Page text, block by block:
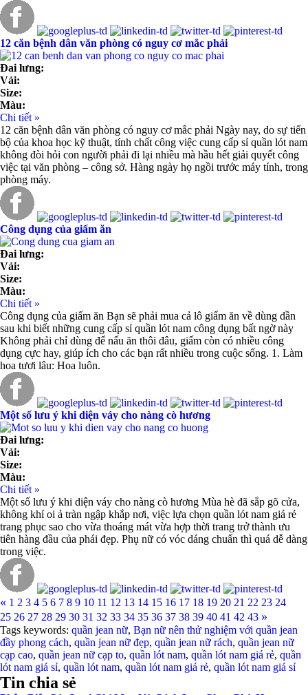
12 căn bệnh dân văn phòng có nguy cơ mắc phải
Đai lưng:
Vải:
Size:
Màu:
Chi tiết »
12 căn bệnh dân văn phòng có nguy cơ mắc phải Ngày nay, do sự tiến
bộ của khoa học kỹ thuật, tính chất công việc cung cấp sỉ quần lót nam
không đòi hỏi con người phải đi lại nhiều mà hầu hết giải quyết công
việc tại văn phòng – công sở. Hàng ngày họ ngồi trước máy tính, trong
phòng máy.
Công dụng của giấm ăn
Đai lưng:
Vải:
Size:
Màu:
Chi tiết »
Công dụng của giấm ăn Bạn sẽ phải mua cả lô giấm ăn về dùng dần
sau khi biết những cung cấp sỉ quần lót nam công dụng bất ngờ này
Không phải chỉ dùng để nấu ăn thôi đâu, giấm còn có nhiều công
dụng cực hay, giúp ích cho các bạn rất nhiều trong cuộc sống. 1. Làm
hoa tươi lâu: Hoa luôn.
Một số lưu ý khi diện váy cho nàng cò hương
Đai lưng:
Vải:
Size:
Màu:
Chi tiết »
Một số lưu ý khi diện váy cho nàng cò hương Mùa hè đã sắp gõ cửa,
không khí oi ả tràn ngập khắp nơi, việc lựa chọn quần lót nam giá rẻ
trang phục sao cho vừa thoáng mát vừa hợp thời trang trở thành ưu
tiên hàng đầu của phái đẹp. Phụ nữ có vóc dáng chuẩn thì quá dễ dàng
trong việc.
« 1 2 3 4 5 6 7 8 9 10 11 12 13 14 15 16 17 18 19 20 21 22 23 24
25 26 27 28 29 30 31 32 33 34 35 36 37 38 39 40 41 42 43 »
Tags keywords: quần jean nữ, Bạn nữ nên thử nghiệm với quần jean
đầy phong cách, quần jean nữ đẹp, quần jean nữ rách, quần jean nữ
cạp cao, quần jean nữ cạp to, quần lót nam, quần lót nam giá rẻ, quần
lót nam giá sỉ, quần lót nam, quần lót nam giá rẻ, quần lót nam giá sỉ
Tin chia sẻ